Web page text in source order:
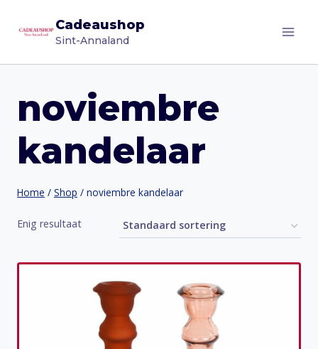
naar
Cadeaushop
Sint-Annaland
noviembre
kandelaar
Home / Shop / noviembre kandelaar
Enig resultaat